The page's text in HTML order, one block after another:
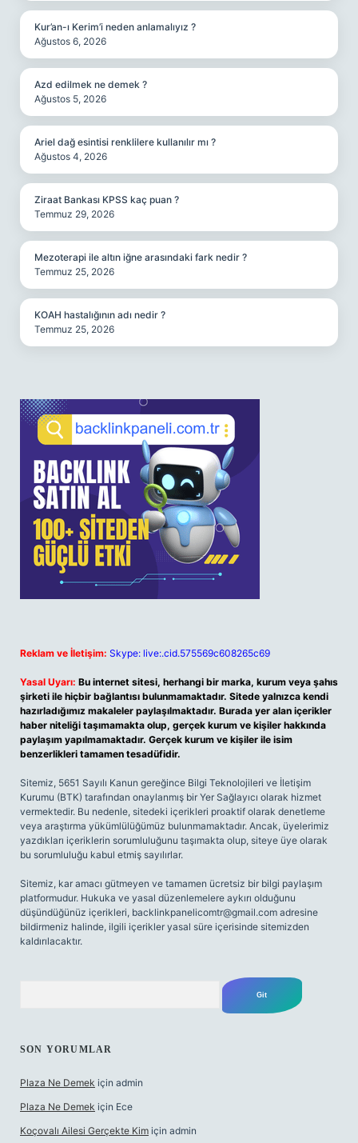
Kur’an-ı Kerim’i neden anlamalıyız ?
Ağustos 6, 2026
Azd edilmek ne demek ?
Ağustos 5, 2026
Ariel dağ esintisi renklilere kullanılır mı ?
Ağustos 4, 2026
Ziraat Bankası KPSS kaç puan ?
Temmuz 29, 2026
Mezoterapi ile altın iğne arasındaki fark nedir ?
Temmuz 25, 2026
KOAH hastalığının adı nedir ?
Temmuz 25, 2026
Reklam ve İletişim: Skype: live:.cid.575569c608265c69
Yasal Uyarı: Bu internet sitesi, herhangi bir marka, kurum veya şahıs
şirketi ile hiçbir bağlantısı bulunmamaktadır. Sitede yalnızca kendi
hazırladığımız makaleler paylaşılmaktadır. Burada yer alan içerikler
haber niteliği taşımamakta olup, gerçek kurum ve kişiler hakkında
paylaşım yapılmamaktadır. Gerçek kurum ve kişiler ile isim
benzerlikleri tamamen tesadüfidir.
Sitemiz, 5651 Sayılı Kanun gereğince Bilgi Teknolojileri ve İletişim
Kurumu (BTK) tarafından onaylanmış bir Yer Sağlayıcı olarak hizmet
vermektedir. Bu nedenle, sitedeki içerikleri proaktif olarak denetleme
veya araştırma yükümlülüğümüz bulunmamaktadır. Ancak, üyelerimiz
yazdıkları içeriklerin sorumluluğunu taşımakta olup, siteye üye olarak
bu sorumluluğu kabul etmiş sayılırlar.
Sitemiz, kar amacı gütmeyen ve tamamen ücretsiz bir bilgi paylaşım
platformudur. Hukuka ve yasal düzenlemelere aykırı olduğunu
düşündüğünüz içerikleri, backlinkpanelicomtr@gmail.com adresine
bildirmeniz halinde, ilgili içerikler yasal süre içerisinde sitemizden
kaldırılacaktır.
SON YORUMLAR
Plaza Ne Demek için admin
Plaza Ne Demek için Ece
Koçovalı Ailesi Gerçekte Kim için admin